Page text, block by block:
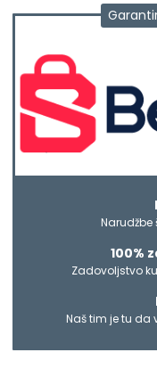
100%
Zadovoljstvo
Naš tim je tu